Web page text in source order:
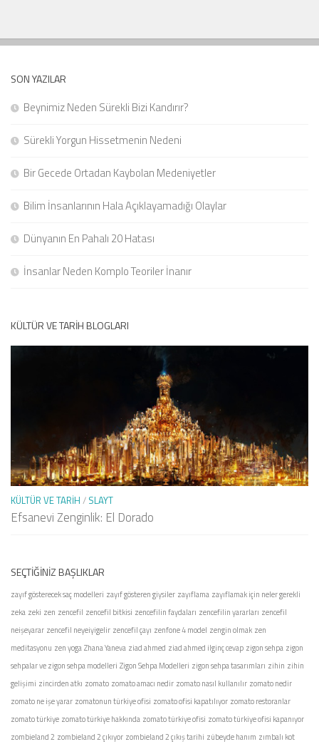
SON YAZILAR
Beynimiz Neden Sürekli Bizi Kandırır?
Sürekli Yorgun Hissetmenin Nedeni
Bir Gecede Ortadan Kaybolan Medeniyetler
Bilim İnsanlarının Hala Açıklayamadığı Olaylar
Dünyanın En Pahalı 20 Hatası
İnsanlar Neden Komplo Teoriler İnanır
KÜLTÜR VE TARIH BLOGLARI
KÜLTÜR VE TARIH / SLAYT
Efsanevi Zenginlik: El Dorado
SEÇTIĞINIZ BAŞLIKLAR
zayıf gösterecek saç modelleri zayıf gösteren giysiler zayıflama zayıflamak için neler gerekli
zeka zeki zen zencefil zencefil bitkisi zencefilin faydaları zencefilin yararları zencefil
neişeyarar zencefil neyeiyigelir zencefil çayı zenfone 4 model zengin olmak zen
meditasyonu zen yogaZhana Yaneva ziad ahmed ziad ahmed ilginç cevap zigon sehpa zigon
sehpalar ve zigon sehpa modelleri Zigon Sehpa Modelleri zigon sehpa tasarımları zihin zihin
gelişimi zincirden atkı zomato zomato amacı nedir zomato nasıl kullanılır zomato nedir
zomato ne işe yarar zomatonun türkiye ofisi zomato ofisi kapatılıyor zomato restoranlar
zomato türkiye zomato türkiye hakkında zomato türkiye ofisi zomato türkiye ofisi kapanıyor
zombieland 2 zombieland 2 çıkıyor zombieland 2 çıkış tarihi zübeyde hanım zımbalı kot